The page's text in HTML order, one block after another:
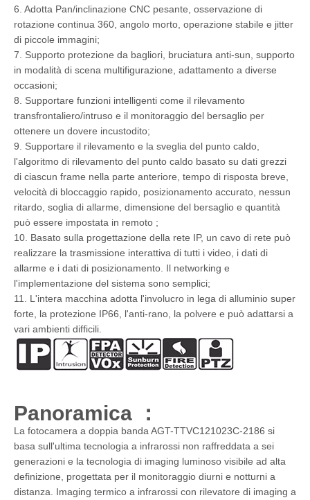
6. Adotta Pan/inclinazione CNC pesante, osservazione di
rotazione continua 360, angolo morto, operazione stabile e jitter
di piccole immagini;
7. Supporto protezione da bagliori, bruciatura anti-sun, supporto
in modalità di scena multifigurazione, adattamento a diverse
occasioni;
8. Supportare funzioni intelligenti come il rilevamento
transfrontaliero/intruso e il monitoraggio del bersaglio per
ottenere un dovere incustodito;
9. Supportare il rilevamento e la sveglia del punto caldo,
l'algoritmo di rilevamento del punto caldo basato su dati grezzi
di ciascun frame nella parte anteriore, tempo di risposta breve,
velocità di bloccaggio rapido, posizionamento accurato, nessun
ritardo, soglia di allarme, dimensione del bersaglio e quantità
può essere impostata in remoto ;
10. Basato sulla progettazione della rete IP, un cavo di rete può
realizzare la trasmissione interattiva di tutti i video, i dati di
allarme e i dati di posizionamento. Il networking e
l'implementazione del sistema sono semplici;
11. L'intera macchina adotta l'involucro in lega di alluminio super
forte, la protezione IP66, l'anti-rano, la polvere e può adattarsi a
vari ambienti difficili.
Panoramica ：
La fotocamera a doppia banda AGT-TTVC121023C-2186 si
basa sull'ultima tecnologia a infrarossi non raffreddata a sei
generazioni e la tecnologia di imaging luminoso visibile ad alta
definizione, progettata per il monitoraggio diurni e notturni a
distanza. Imaging termico a infrarossi con rilevatore di imaging a